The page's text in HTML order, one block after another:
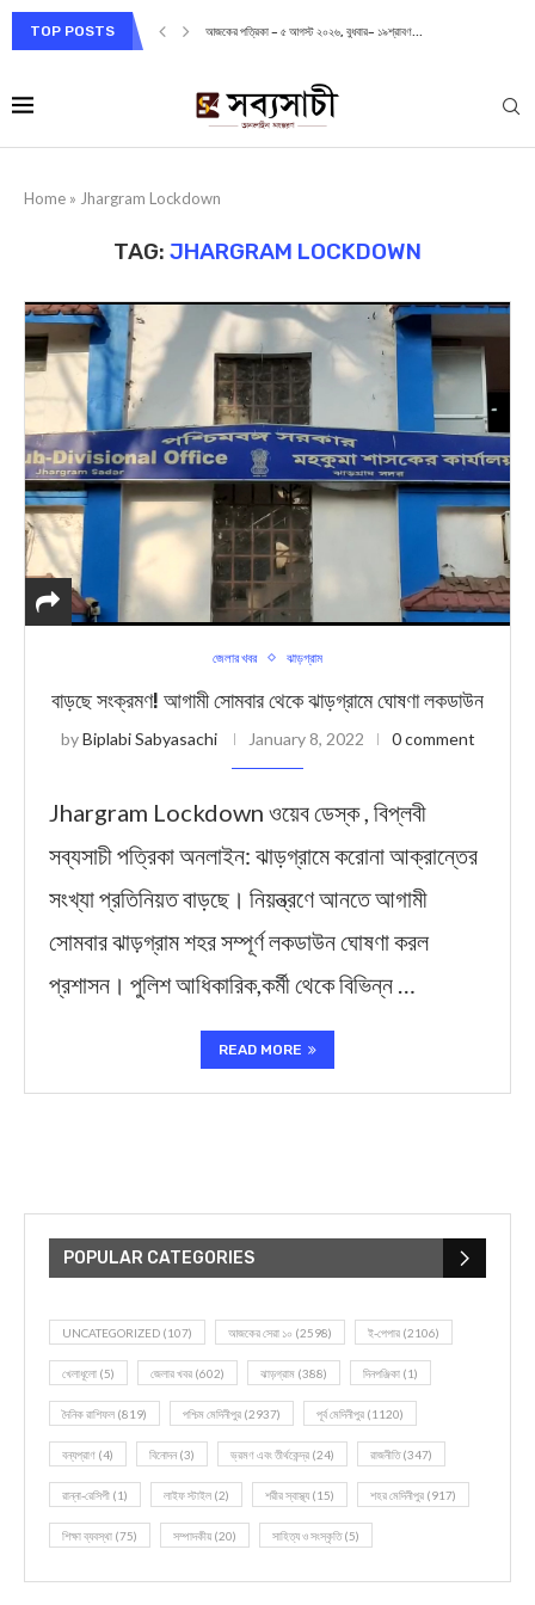
TOP POSTS আজকের পত্রিকা – ৫ আগস্ট ২০২৬, বুধবার– ১৯শ্রাবণ...
Home » Jhargram Lockdown
TAG: JHARGRAM LOCKDOWN
জেলার খবর ঝাড়গ্রাম
বাড়ছে সংক্রমণ! আগামী সোমবার থেকে ঝাড়গ্রামে ঘোষণা লকডাউন
byBiplabi Sabyasachi January 8, 2022 0 comment
Jhargram Lockdown ওয়েব ডেস্ক , বিপ্লবী
সব্যসাচী পত্রিকা অনলাইন: ঝাড়গ্রামে করোনা আক্রান্তের
সংখ্যা প্রতিনিয়ত বাড়ছে। নিয়ন্ত্রণে আনতে আগামী
সোমবার ঝাড়গ্রাম শহর সম্পূর্ণ লকডাউন ঘোষণা করল
প্রশাসন। পুলিশ আধিকারিক,কর্মী থেকে বিভিন্ন …
READ MORE
POPULAR CATEGORIES
UNCATEGORIZED (107) আজকের সেরা ১০ (2598) ই-পেপার (2106)
খেলাধূলো (5) জেলার খবর (602) ঝাড়গ্রাম (388) দিনপঞ্জিকা (1)
দৈনিক রাশিফল (819) পশ্চিম মেদিনীপুর (2937) পূর্ব মেদিনীপুর (1120)
বন্যপ্রাণ (4) বিনোদন(3) ভ্রমণ এবং তীর্থকেন্দ্র (24) রাজনীতি(347)
রান্না-রেসিপী (1) লাইফ স্টাইল (2) শরীর স্বাস্থ্য (15) শহর মেদিনীপুর (917)
শিক্ষা ব্যবস্থা (75) সম্পাদকীয় (20) সাহিত্য ও সংস্কৃতি(5)